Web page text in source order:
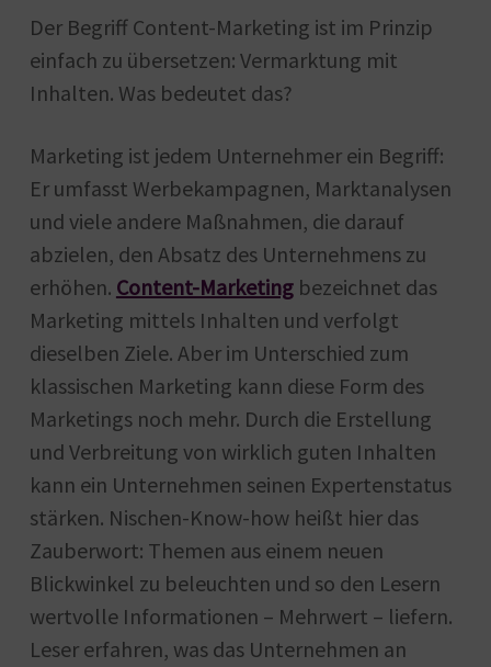
Der Begriff Content-Marketing ist im Prinzip
einfach zu übersetzen: Vermarktung mit
Inhalten. Was bedeutet das?
Marketing ist jedem Unternehmer ein Begriff:
Er umfasst Werbekampagnen, Marktanalysen
und viele andere Maßnahmen, die darauf
abzielen, den Absatz des Unternehmens zu
erhöhen. Content-Marketingbezeichnet das
Marketing mittels Inhalten und verfolgt
dieselben Ziele. Aber im Unterschied zum
klassischen Marketing kann diese Form des
Marketings noch mehr. Durch die Erstellung
und Verbreitung von wirklich guten Inhalten
kann ein Unternehmen seinen Expertenstatus
stärken. Nischen-Know-how heißt hier das
Zauberwort: Themen aus einem neuen
Blickwinkel zu beleuchten und so den Lesern
wertvolle Informationen – Mehrwert – liefern.
Leser erfahren, was das Unternehmen an